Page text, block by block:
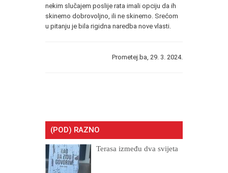
nekim slučajem poslije rata imali opciju da ih
skinemo dobrovoljno, ili ne skinemo. Srećom
u pitanju je bila rigidna naredba nove vlasti.
Prometej.ba, 29. 3. 2024.
(POD) RAZNO
Terasa između dva svijeta